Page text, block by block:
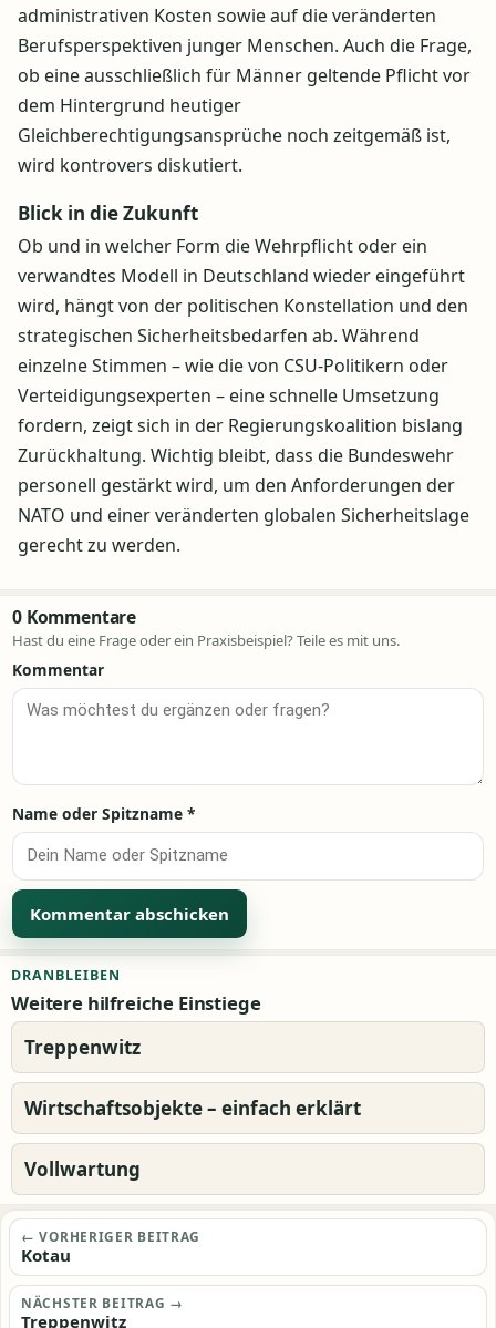
administrativen Kosten sowie auf die veränderten
Berufsperspektiven junger Menschen. Auch die Frage,
ob eine ausschließlich für Männer geltende Pflicht vor
dem Hintergrund heutiger
Gleichberechtigungsansprüche noch zeitgemäß ist,
wird kontrovers diskutiert.
Blick in die Zukunft
Ob und in welcher Form die Wehrpflicht oder ein
verwandtes Modell in Deutschland wieder eingeführt
wird, hängt von der politischen Konstellation und den
strategischen Sicherheitsbedarfen ab. Während
einzelne Stimmen – wie die von CSU-Politikern oder
Verteidigungsexperten – eine schnelle Umsetzung
fordern, zeigt sich in der Regierungskoalition bislang
Zurückhaltung. Wichtig bleibt, dass die Bundeswehr
personell gestärkt wird, um den Anforderungen der
NATO und einer veränderten globalen Sicherheitslage
gerecht zu werden.
0 Kommentare
Hast du eine Frage oder ein Praxisbeispiel? Teile es mit uns.
Kommentar
Name oder Spitzname *
DRANBLEIBEN
Weitere hilfreiche Einstiege
Treppenwitz
Wirtschaftsobjekte – einfach erklärt
Vollwartung
Beitragsnavigation
← VORHERIGER BEITRAG
Kotau
NÄCHSTER BEITRAG →
Treppenwitz